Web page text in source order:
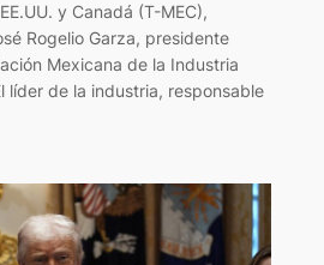
y Canadá (T-MEC),
Rogelio Garza, presidente
Mexicana de la Industria
líder de la industria, responsable